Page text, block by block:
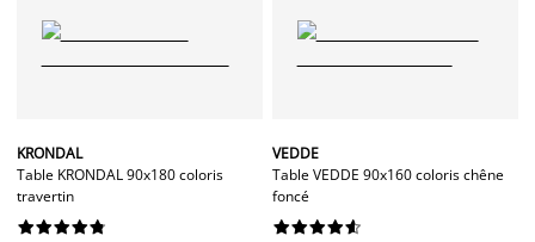
KRONDAL
Table KRONDAL 90x180 coloris
travertin






VEDDE
Table VEDDE 90x160 coloris chêne
foncé





